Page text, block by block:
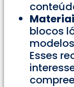
blocos
Esses